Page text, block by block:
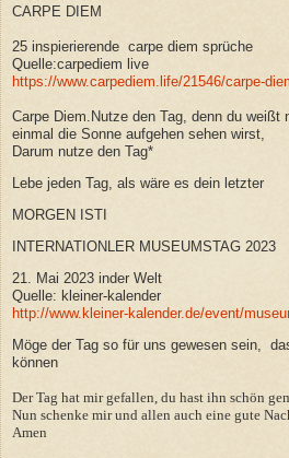
CARPE DIEM
25 inspierierende carpe diem sprüche
Quelle:carpediem live
https://www.carpediem.life/21546/carpe-
Carpe Diem.Nutze den Tag, denn du weißt
einmal die Sonne aufgehen sehen wirst,
Darum nutze den Tag*
Lebe jeden Tag, als wäre es dein letzter
MORGEN ISTI
INTERNATIONLER MUSEUMSTAG 2023
21. Mai 2023 inder Welt
Quelle: kleiner-kalender
http://www.kleiner-kalender.de/event/
Möge der Tag so für uns gewesen sein,
können
Der Tag hat mir gefallen, du hast ihn schön
Nun schenke mir und allen auch eine gute
Amen